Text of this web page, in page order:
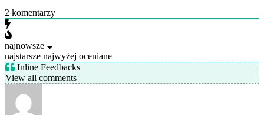
2 komentarzy
najnowsze
najstarsze najwyżej oceniane
Inline Feedbacks
View all comments